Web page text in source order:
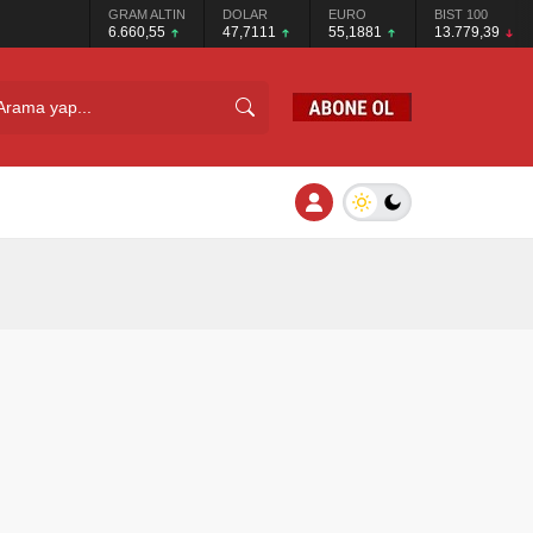
GRAM ALTIN
6.660,55
DOLAR
47,7111
EURO
55,1881
BIST 100
13.779,39